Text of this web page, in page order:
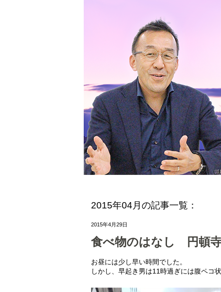
2015年04月の記事一覧：
2015年4月29日
食べ物のはなし 円頓
お昼には少し早い時間でした。
しかし、早起き男は11時過ぎには腹ペコ